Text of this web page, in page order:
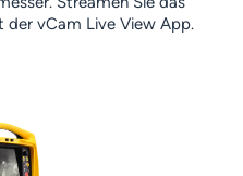
vCam Live View App.